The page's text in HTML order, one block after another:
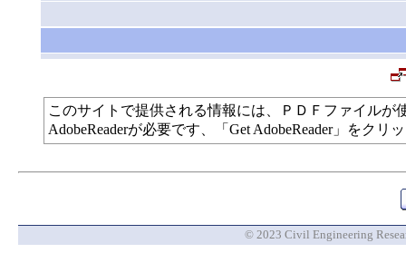
このサイトで提供される情報には、ＰＤＦファイル
AdobeReaderが必要です、「Get AdobeReader」をク
© 2023 Civil Engineering